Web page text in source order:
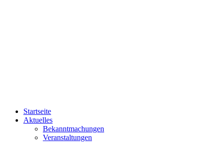
Startseite
Aktuelles
Bekanntmachungen
Veranstaltungen